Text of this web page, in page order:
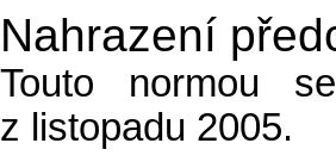
Nahrazení
Touto normou
z listopadu 2005.